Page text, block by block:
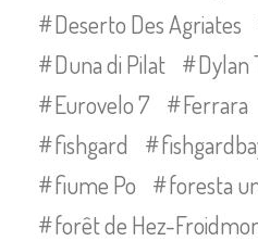
Deserto Des Agriates
Duna di Pilat
Dylan
Eurovelo 7
Ferrara
fishgard
fiume Po
foresta
forêt de Hez-